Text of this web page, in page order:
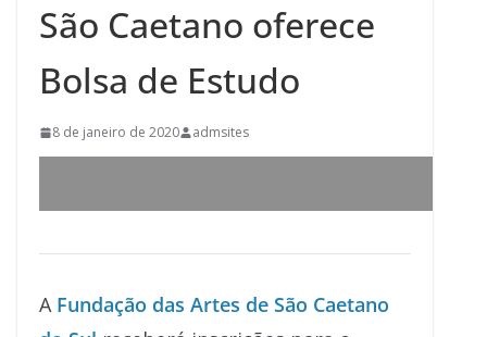
São Caetano oferece
Bolsa de Estudo
8 de janeiro de 2020 admsites
A Fundação das Artes de São Caetano